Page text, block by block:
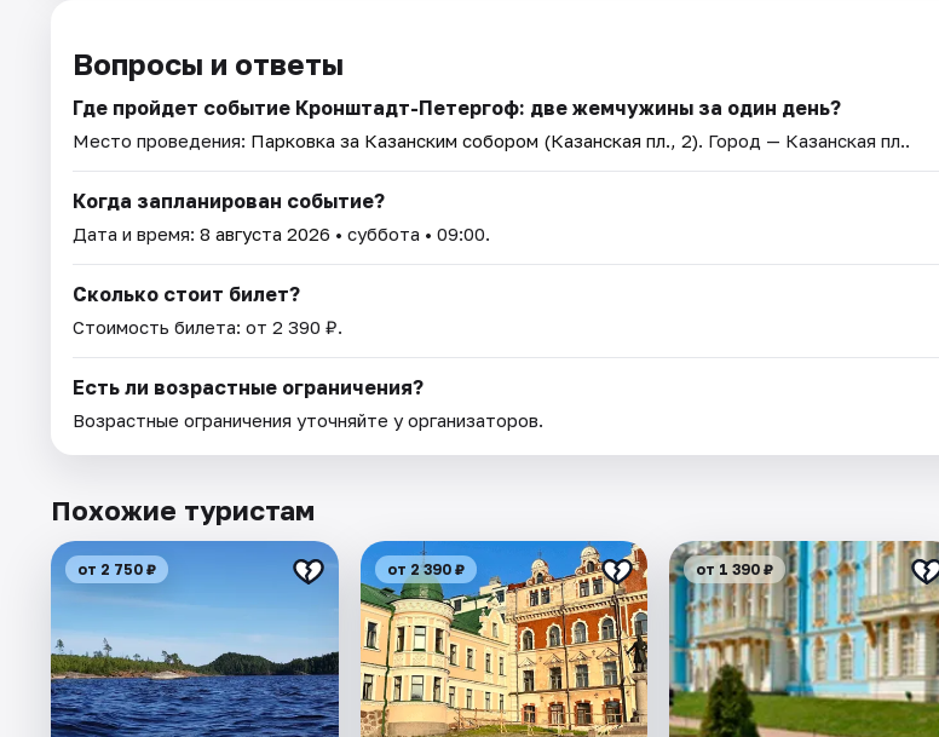
Вопросы и ответы
Где пройдет событие ​​​​​​​Кронштадт-Петергоф: две жемчужины за один день?
Место проведения: Парковка за Казанским собором (Казанская пл., 2). Город — Казанская пл..
Когда запланирован событие?
Дата и время: 8 августа 2026 • суббота • 09:00.
Сколько стоит билет?
Стоимость билета: от 2 390 ₽.
Есть ли возрастные ограничения?
Возрастные ограничения уточняйте у организаторов.
Похожие туристам
от 2 750 ₽ от 2 390 ₽ от 1 390 ₽